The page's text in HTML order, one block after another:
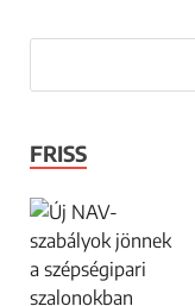
FRISS